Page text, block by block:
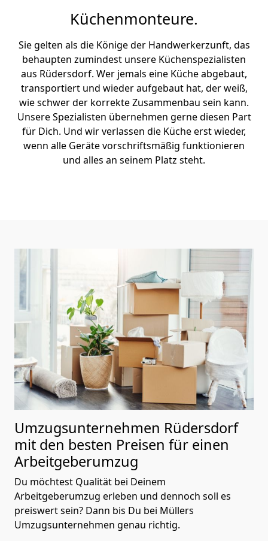
Küchenmonteure.
Sie gelten als die Könige der Handwerkerzunft, das
behaupten zumindest unsere Küchenspezialisten
aus Rüdersdorf. Wer jemals eine Küche abgebaut,
transportiert und wieder aufgebaut hat, der weiß,
wie schwer der korrekte Zusammenbau sein kann.
Unsere Spezialisten übernehmen gerne diesen Part
für Dich. Und wir verlassen die Küche erst wieder,
wenn alle Geräte vorschriftsmäßig funktionieren
und alles an seinem Platz steht.
Umzugsunternehmen Rüdersdorf
mit den besten Preisen für einen
Arbeitgeberumzug
Du möchtest Qualität bei Deinem
Arbeitgeberumzug erleben und dennoch soll es
preiswert sein? Dann bis Du bei Müllers
Umzugsunternehmen genau richtig.